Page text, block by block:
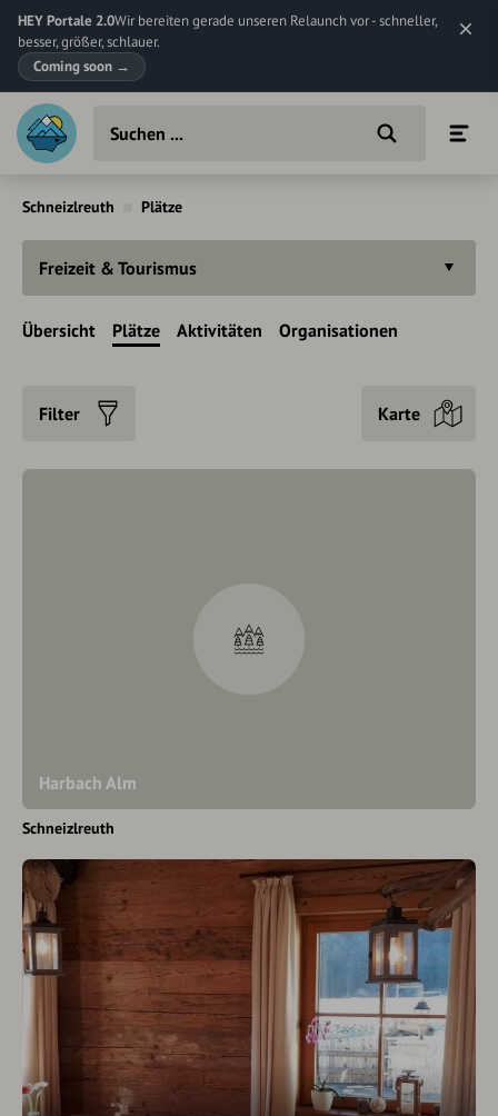
HEY Portale 2.0Wir bereiten gerade unseren Relaunch vor - schneller,
besser, größer, schlauer.
Coming soon →
Schneizlreuth Plätze
Freizeit & Tourismus
Übersicht Plätze Aktivitäten Organisationen
Filter Karte
Harbach Alm
Schneizlreuth